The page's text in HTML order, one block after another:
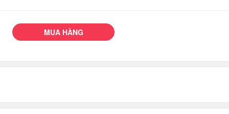
MUA HÀNG